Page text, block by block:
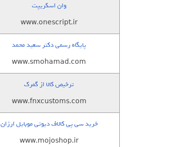
وان اسکریپت
www.onescript.ir
پایگاه رسمی دکتر سعید محمد
www.smohamad.com
ترخیص کالا از گمرک
www.fnxcustoms.com
خرید سی پی کالاف دیوتی موبایل ارزان
www.mojoshop.ir